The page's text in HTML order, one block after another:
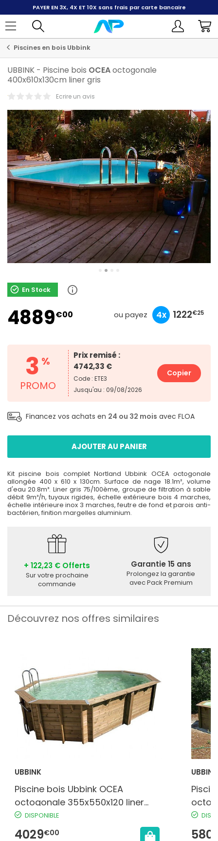
PAYER EN 3X, 4X ET 10X sans frais par carte bancaire
Piscines en bois Ubbink
UBBINK - Piscine bois OCEAoctogonale
400x610x130cm liner gris
Ecrire un avis
En Stock
4889€00 ou payez
1629€67 4x 1222€25
1222€25
3 %
PROMO
Prix remisé :
4742,33 €
Code : ETE3
Jusqu'au : 09/08/2026
Copier
Financez vos achats en 24 ou 32 mois avec FLOA
AJOUTER AU PANIER
Kit piscine bois complet Nortland Ubbink OCEA octogonale
allongée 400 x 610 x 130cm. Surface de nage 18.1m², volume
d'eau 20.8m³. Liner gris 75/100ème, groupe de filtration à sable
débit 9m³/h, tuyaux rigides, échelle extérieure bois 4 marches,
échelle intérieure inox 3 marches, feutre de fond et parois anti-
bactérien, finition margelles aluminium.
+ 122,23 € Offerts
Sur votre prochaine
commande
Garantie 15 ans
Prolongez la garantie
avec Pack Premium
Découvrez nos offres similaires
UBBINK
Piscine bois Ubbink OCEA
octogonale 355x550x120 liner
beige
DISPONIBLE
4029€00
UBBINK
beige